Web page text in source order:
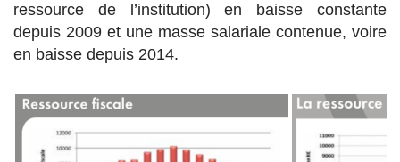
ressource de l’institution) en baisse constante
depuis 2009 et une masse salariale contenue, voire
en baisse depuis 2014.